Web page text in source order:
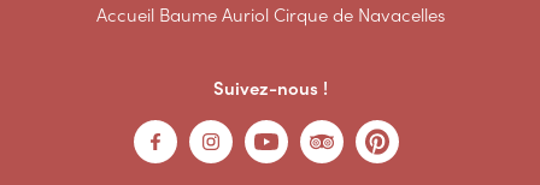
Accueil Baume Auriol Cirque de Navacelles
Suivez-nous !